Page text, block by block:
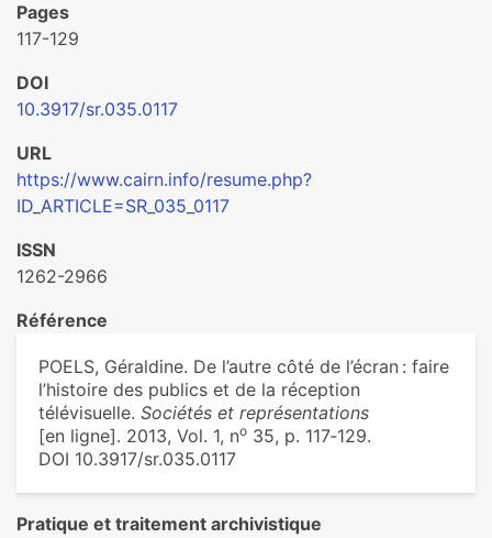
Pages
117-129
DOI
10.3917/sr.035.0117
URL
https://www.cairn.info/resume.php?
ID_ARTICLE=SR_035_0117
ISSN
1262-2966
Référence
POELS, Géraldine. De l’autre côté de l’écran : faire
l’histoire des publics et de la réception
télévisuelle. Sociétés et représentations
[en ligne]. 2013, Vol. 1, no 35, p. 117‑129.
DOI 10.3917/sr.035.0117
Pratique et traitement archivistique